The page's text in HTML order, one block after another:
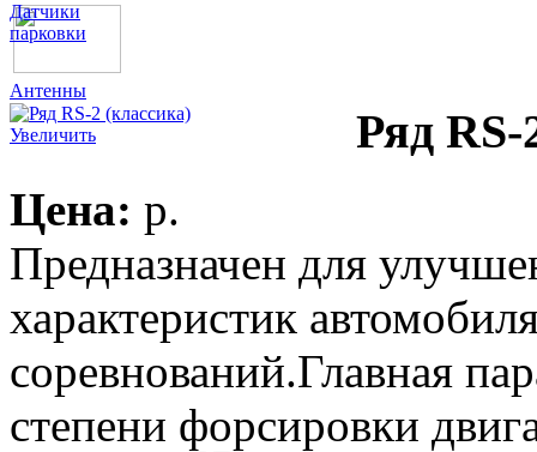
Датчики
парковки
Антенны
Увеличить Ряд RS-
Цена: p.
Предназначен для
характеристик
соревнований.Главная
степени форсировки